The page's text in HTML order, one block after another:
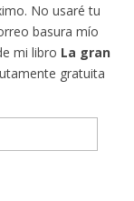
No usaré tu
basura mío
mi libro La gran
gratuita